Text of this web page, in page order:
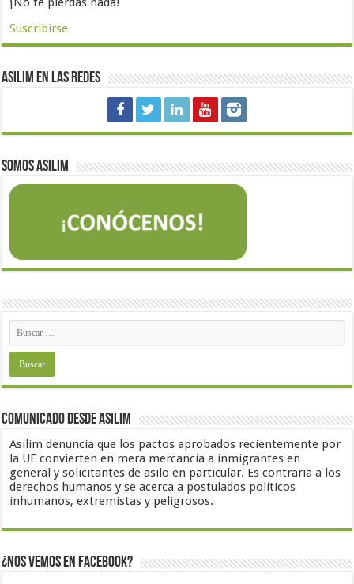
Suscribirse
Asilim en las redes
Somos Asilim
Comunicado desde Asilim
Asilim denuncia que los pactos aprobados recientemente por
la UE convierten en mera mercancía a inmigrantes en
general y solicitantes de asilo en particular. Es contraria a los
derechos humanos y se acerca a postulados políticos
inhumanos, extremistas y peligrosos.
¿Nos vemos en Facebook?